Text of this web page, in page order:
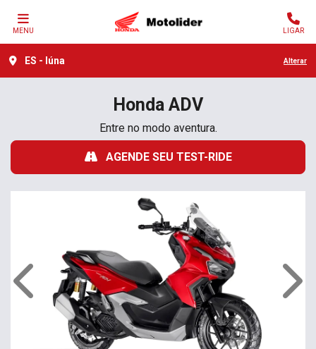
MENU LIGAR
ES - Iúna Alterar
Honda ADV
Entre no modo aventura.
AGENDE SEU TEST-RIDE
Anterior